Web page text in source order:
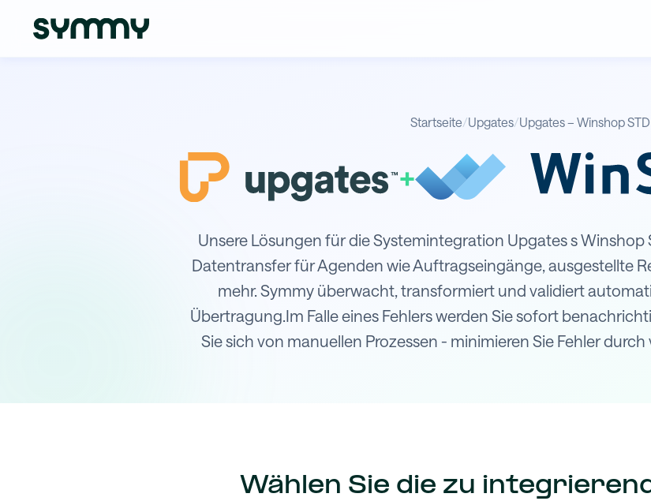
Startseite/Upgates/Upgates – Winshop STD
+
Integration von Upgates mit Winshop STD
Unsere Lösungen für die Systemintegration Upgates s Winshop
Datentransfer für Agenden wie Auftragseingänge, ausgestellte
mehr. Symmy überwacht, transformiert und validiert
Übertragung.Im Falle eines Fehlers werden Sie sofort
Sie sich von manuellen Prozessen - minimieren Sie Fehler
Wählen Sie die zu